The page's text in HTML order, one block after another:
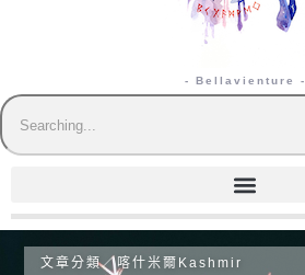
- Bellavienture -
文章分類／喀什米爾Kashmir